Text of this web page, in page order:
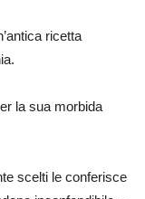
ricetta
la sua morbida
scelti le conferisce